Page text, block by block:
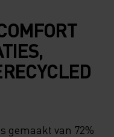
gemaakt van 72%